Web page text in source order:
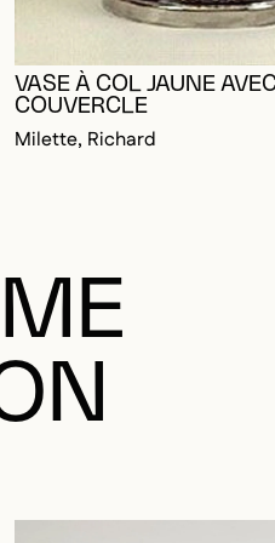
VASE À COL JAUNE
COUVERCLE
Milette, Richard